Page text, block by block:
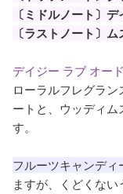
〔ミドルノート〕
〔ラストノート〕
デイジー ラブ オー
ローラルフレグラ
ートと、ウッディ
す。
フルーツキャンディ
ますが、くどくな